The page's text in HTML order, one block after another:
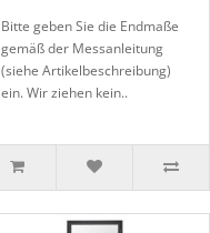
Bitte geben Sie die Endmaße
gemäß der Messanleitung
(siehe Artikelbeschreibung)
ein. Wir ziehen kein..